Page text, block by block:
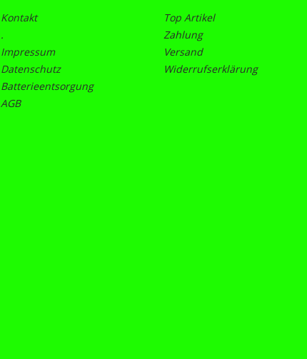
Kontakt
.
Impressum
Datenschutz
Batterieentsorgung
AGB
Top Artikel
Zahlung
Versand
Widerrufserklärung